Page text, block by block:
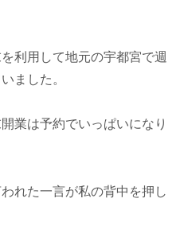
利用して地元の宇都宮で週
ました。
業は予約でいっぱいになり
れた一言が私の背中を押し